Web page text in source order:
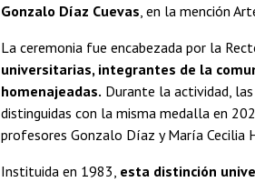
Gonzalo Díaz Cuevas , en la mención
La ceremonia fue encabezada por la
universitarias, integrantes de la
homenajeadas. Durante la actividad,
distinguidas con la misma medalla en
profesores Gonzalo Díaz y María Cecilia
Instituida en 1983, esta distinción